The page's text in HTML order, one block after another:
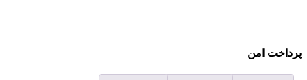
پرداخت امن